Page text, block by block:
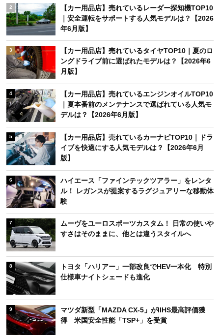
2
【カー用品店】売れているレーダー探知機TOP10
｜安全運転をサポートする人気モデルは？【2026
年6月版】
3
【カー用品店】売れているタイヤTOP10｜夏のロ
ングドライブ前に選ばれたモデルは？【2026年6
月版】
4
【カー用品店】売れているエンジンオイルTOP10
｜夏本番前のメンテナンスで選ばれている人気モ
デルは？【2026年6月版】
5
【カー用品店】売れているカーナビTOP10｜ドラ
イブを快適にする人気モデルは？【2026年6月
版】
6
ハイエース「ファインテックツアラー」をレンタ
ル！ レガンスが提案するラグジュアリーな移動体
験
7
ムーヴをユーロスポーツカスタム！ 日常の使いや
すさはそのままに、他とは違うスタイルへ
8
トヨタ「ハリアー」一部改良でHEV一本化 特別
仕様車ナイトシェードも進化
9
マツダ新型「MAZDA CX-5」がIIHS最高評価獲
得 米国安全性能「TSP+」を受賞